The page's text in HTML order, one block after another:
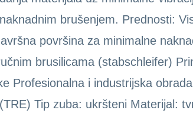
brušenjem. Prednosti:
površina za minimalne
brusilicama (stabschleifer)
Profesionalna i industrijska
Tip zuba: ukršteni Materijal: